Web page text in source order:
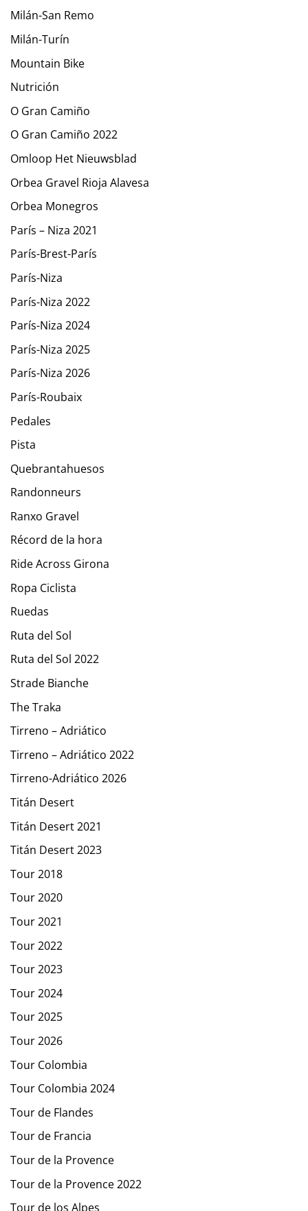
Milán-San Remo
Milán-Turín
Mountain Bike
Nutrición
O Gran Camiño
O Gran Camiño 2022
Omloop Het Nieuwsblad
Orbea Gravel Rioja Alavesa
Orbea Monegros
París – Niza 2021
París-Brest-París
París-Niza
París-Niza 2022
París-Niza 2024
París-Niza 2025
París-Niza 2026
París-Roubaix
Pedales
Pista
Quebrantahuesos
Randonneurs
Ranxo Gravel
Récord de la hora
Ride Across Girona
Ropa Ciclista
Ruedas
Ruta del Sol
Ruta del Sol 2022
Strade Bianche
The Traka
Tirreno – Adriático
Tirreno – Adriático 2022
Tirreno-Adriático 2026
Titán Desert
Titán Desert 2021
Titán Desert 2023
Tour 2018
Tour 2020
Tour 2021
Tour 2022
Tour 2023
Tour 2024
Tour 2025
Tour 2026
Tour Colombia
Tour Colombia 2024
Tour de Flandes
Tour de Francia
Tour de la Provence
Tour de la Provence 2022
Tour de los Alpes